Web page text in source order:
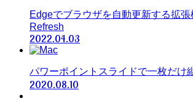
Edgeでブラウザを自動更新する拡
Refresh
2022.04.03
パワーポイントスライドで一枚だけ
2020.08.10